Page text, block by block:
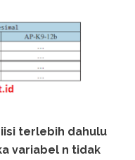
terlebih dahulu
variabel n tidak